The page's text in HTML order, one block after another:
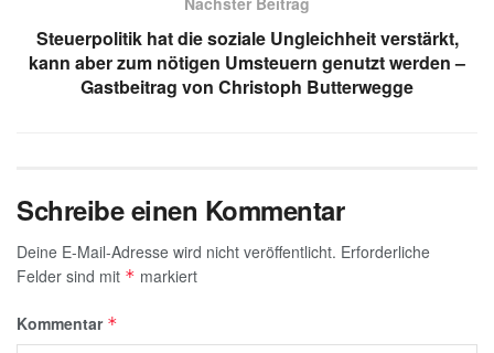
p o
k
Steuerpolitik hat die soziale Ungleichheit verstärkt,
kann aber zum nötigen Umsteuern genutzt werden –
Gastbeitrag von Christoph Butterwegge
Schreibe einen Kommentar
Deine E-Mail-Adresse wird nicht veröffentlicht. Erforderliche
Felder sind mit * markiert
Kommentar *